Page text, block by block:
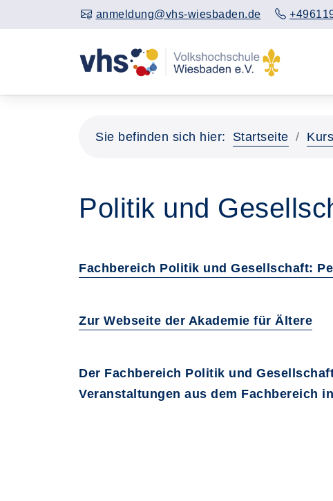
anmeldung@vhs-wiesbaden.de
Sie befinden sich hier: Startseite
Politik und
Fachbereich Politik und Gesellschaft:
Zur Webseite der Akademie für Ältere
Der Fachbereich Politik und
Veranstaltungen aus dem Fachbereich